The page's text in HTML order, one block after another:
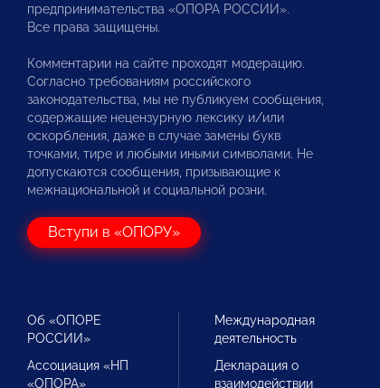
предпринимательства «ОПОРА РОССИИ».
Все права защищены.
Комментарии на сайте проходят модерацию.
Согласно требованиям российского
законодательства, мы не публикуем сообщения,
содержащие нецензурную лексику и/или
оскорбления, даже в случае замены букв
точками, тире и любыми иными символами. Не
допускаются сообщения, призывающие к
межнациональной и социальной розни.
Вступи в «ОПОРУ»
Об «ОПОРЕ
РОССИИ»
Ассоциация «НП
«ОПОРА»
Международная
деятельность
Декларация о
взаимодействии